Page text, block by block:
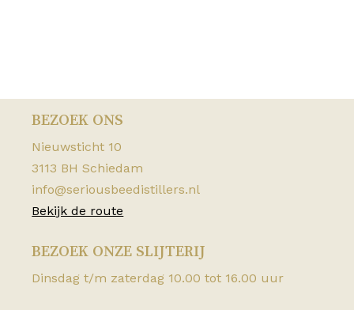
BEZOEK ONS
Nieuwsticht 10
3113 BH Schiedam
info@seriousbeedistillers.nl
Bekijk de route
BEZOEK ONZE SLIJTERIJ
Dinsdag t/m zaterdag 10.00 tot 16.00 uur